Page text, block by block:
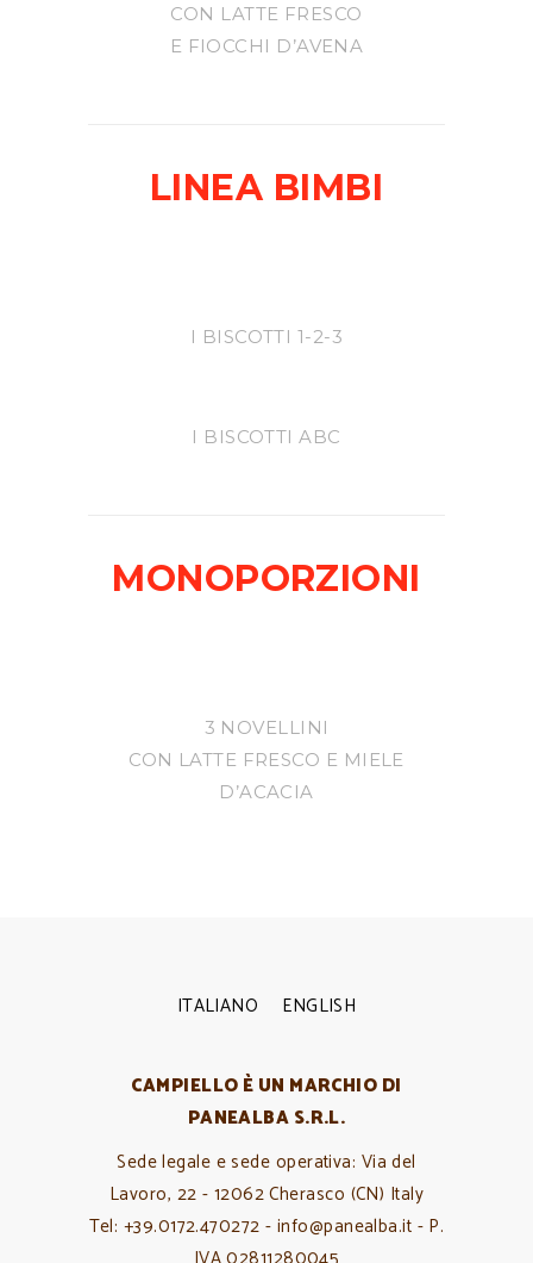
CON LATTE FRESCO
E FIOCCHI D’AVENA
LINEA BIMBI
I BISCOTTI 1-2-3
I BISCOTTI ABC
MONOPORZIONI
3 NOVELLINI
CON LATTE FRESCO E MIELE
D’ACACIA
ITALIANO ENGLISH
CAMPIELLO È UN MARCHIO DI
PANEALBA S.R.L.
Sede legale e sede operativa: Via del
Lavoro, 22 - 12062 Cherasco (CN) Italy
Tel: +39.0172.470272 - info@panealba.it - P.